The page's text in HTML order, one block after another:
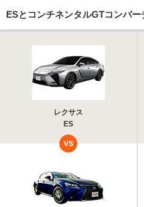
ESとコンチネンタルGTコンバ
レクサス
ES